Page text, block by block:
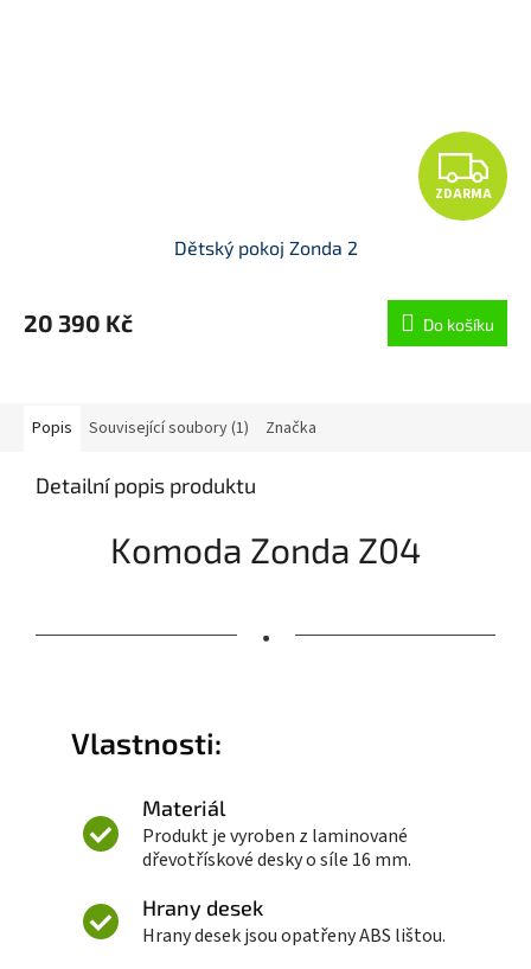
Z
D
R
ZDARMA
Dětský pokoj Zonda 2
20 390 Kč Do košíku
Popis Související soubory (1) Značka
Detailní popis produktu
Komoda Zonda Z04
•
Vlastnosti:
Materiál
Produkt je vyroben z laminované
dřevotřískové desky o síle 16 mm.
Hrany desek
Hrany desek jsou opatřeny ABS lištou.